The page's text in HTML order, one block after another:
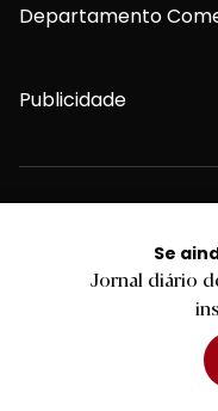
Se
Jornal diário
Departamento
Publicidade
Termos e Condições
Declaração de
Política de
2026 Diário do Minho,